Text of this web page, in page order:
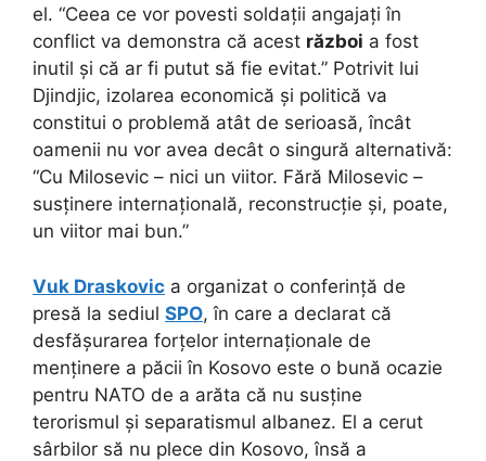
el. “Ceea ce vor povesti soldații angajați în
conflict va demonstra că acest război a fost
inutil și că ar fi putut să fie evitat.” Potrivit lui
Djindjic, izolarea economică și politică va
constitui o problemă atât de serioasă, încât
oamenii nu vor avea decât o singură alternativă:
“Cu Milosevic – nici un viitor. Fără Milosevic –
susținere internațională, reconstrucție și, poate,
un viitor mai bun.”
Vuk Draskovic a organizat o conferință de
presă la sediul SPO, în care a declarat că
desfășurarea forțelor internaționale de
menținere a păcii în Kosovo este o bună ocazie
pentru NATO de a arăta că nu susține
terorismul și separatismul albanez. El a cerut
sârbilor să nu plece din Kosovo, însă a